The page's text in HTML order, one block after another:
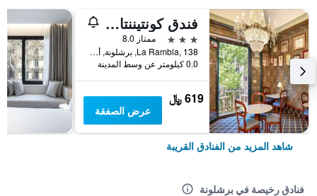
فندق كونتيننتال برشلونة
3 نجوم
ممتاز 8.0
La Rambla, 138, برشلونة, أسبانيا
0.0 كيلومتر عن وسط المدينة
619 ﷼
عرض الصفقة
شاهد المزيد من الفنادق القريبة
فنادق رخيصة في برشلونة